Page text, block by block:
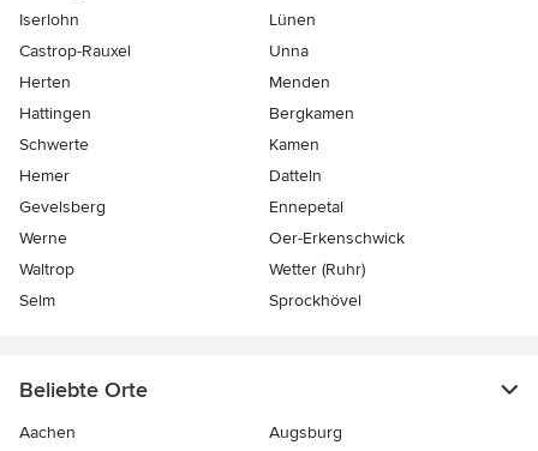
Iserlohn
Lünen
Castrop-Rauxel
Unna
Herten
Menden
Hattingen
Bergkamen
Schwerte
Kamen
Hemer
Datteln
Gevelsberg
Ennepetal
Werne
Oer-Erkenschwick
Waltrop
Wetter (Ruhr)
Selm
Sprockhövel
Beliebte Orte
Aachen
Augsburg